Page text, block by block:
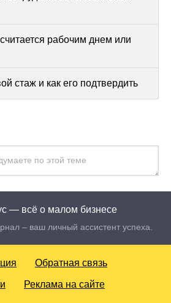
рабочим днем или
стаж и как его подтвердить
— всё о малом бизнесе
– ваш личный ассистент успеха.
Обратная связь
Реклама на сайте